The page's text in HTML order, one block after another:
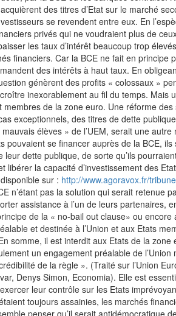
des titres d’Etat sur le marché
se revendent entre eux. En
privés qui ne voudraient plus de
les taux d’intérêt beaucoup trop
financiers. Car la BCE ne fait en principe
des intérêts à haut taux. En
génèrent des profits « colossaux »
inexorablement au fil du temps. Mais
de la zone euro. Une réforme
exceptionnels, des titres de dette
élèves » de l’UEM, serait une
pouvaient se financer auprès de la BCE,
dette publique, de sorte qu’ils
libérer la capacité d’investissement des
sur : http://www.agoravox.fr/
n’étant pas la solution qui serait retenue
assistance à l’un de leurs partenaires,
de la « no-bail out clause» ou
et destinée à l’Union et aux Etats
somme, il est interdit aux Etats de la
un engagement préalable de
de la règle ». (Traité sur l’Union
Denys Simon, Economia). Elle est
leur contrôle sur les Etats
toujours assainies, les marchés
penser qu’il serait antidémocratique